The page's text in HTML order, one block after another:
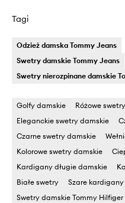
Tagi
Odzież damska Tommy Jeans
Swetry damskie Tommy Jeans
Swetry nierozpinane damskie
Golfy damskie Różowe swetry
Eleganckie swetry damskie
Czarne swetry damskie
Kolorowe swetry damskie
Kardigany długie damskie
Białe swetry
Szare kardigany
Swetry damskie Tommy Hilfiger